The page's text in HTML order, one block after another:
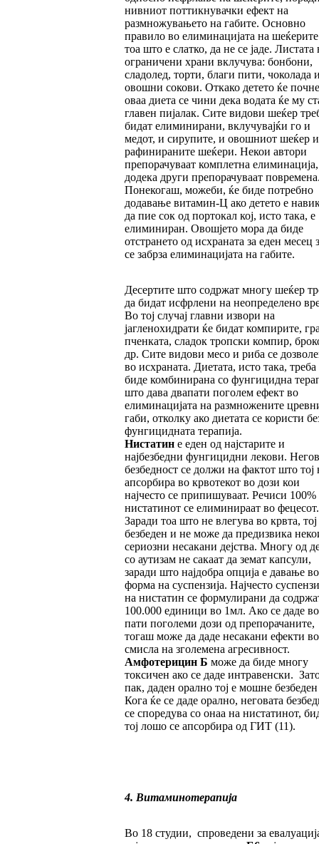
нивниот поттикнувачки ефект на
размножувањето на габите. Основно
правило во елиминацијата на
тоа што е слатко, да не се јаде. Листата
ограничени храни вклучува: бонбони,
сладолед, торти, благи пити, чоколада
овошни сокови. Откако детето ќе
оваа диета се чини дека водата ќе му
главен пијалак. Сите видови шеќер
бидат елиминирани, вклучувајќи го и
медот, и сирупите, и овошниот шеќер и
рафинираните шеќери. Некои автори
препорачуваат комплетна елиминација,
додека други препорачуваат
Понекогаш, можеби, ќе биде потребно
додавање витамин-Ц ако детето е
да пие сок од портокал кој, исто така, е
елиминиран. Овошјето мора да биде
отстрането од исхраната за еден месец
се забрза елиминацијата на габите.
Десертите што содржат многу шеќер
да бидат исфрлени на неопределено
Во тој случај главни извори на
јагленохидрати ќе бидат компирите,
пченката, сладок тропски компир,
др. Сите видови месо и риба се
во исхраната. Диетата, исто така, треба
биде комбинирана со фунгицидна
што дава двапати поголем ефект во
елиминацијата на размножените
габи, отколку ако диетата се користи
фунгицидната терапија.
Нистатине еден од најстарите и
најбезбедни фунгицидни лекови.
безбедност се должи на фактот што тој
апсорбира во крвотекот во дози кои
најчесто се припишуваат. Речиси 100%
нистатинот се елиминираат во фецесот.
Заради тоа што не влегува во крвта, тој
безбеден и не може да предизвика
сериозни несакани дејства. Многу од
со аутизам не сакаат да земат капсули,
заради што најдобра опција е давање во
форма на суспензија. Најчесто
на нистатин се формулирани да
100.000 единици во 1мл. Ако се даде
пати поголеми дози од препорачаните,
тогаш може да даде несакани ефекти во
смисла на зголемена агресивност.
Амфотерицин Б може да биде многу
токсичен ако се даде интравенски.
пак, даден орално тој е мошне
Кога ќе се даде орално, неговата
се споредува со онаа на нистатинот,
тој лошо се апсорбира од ГИТ (11).
4. Витаминотерапија
Во 18 студии, спроведени за